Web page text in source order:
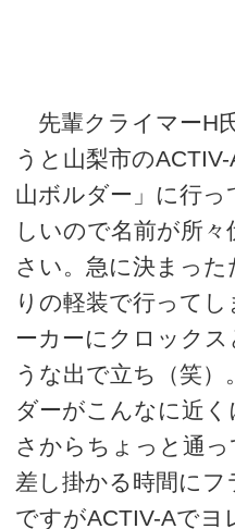
先輩クライマーH
うと山梨市の
山ボルダー」に行
しいので名前が所
さい。急に決まっ
りの軽装で行って
ーカーにクロック
うな出で立ち（笑
ダーがこんなに近
さからちょっと通
差し掛かる時間に
ですがACTIV-Aで